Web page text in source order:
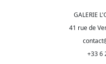
GALERIE
41 rue de
+33 6